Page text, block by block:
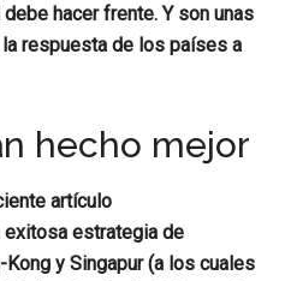
hacer frente. Y son unas
respuesta de los países a
hecho mejor
artículo
estrategia de
y Singapur (a los cuales